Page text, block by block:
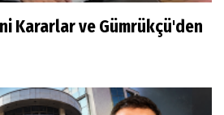
Kararlar ve Gümrükçü'den